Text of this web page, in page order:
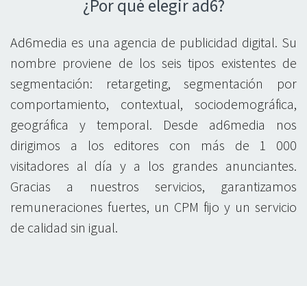
¿Por qué elegir ad6?
Ad6media es una agencia de publicidad digital. Su
nombre proviene de los seis tipos existentes de
segmentación: retargeting, segmentación por
comportamiento, contextual, sociodemográfica,
geográfica y temporal. Desde ad6media nos
dirigimos a los editores con más de 1 000
visitadores al día y a los grandes anunciantes.
Gracias a nuestros servicios, garantizamos
remuneraciones fuertes, un CPM fijo y un servicio
de calidad sin igual.